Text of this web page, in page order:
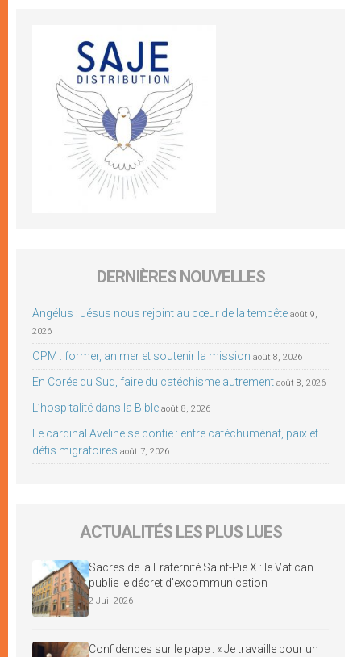
DERNIÈRES NOUVELLES
Angélus : Jésus nous rejoint au cœur de la tempête août 9,
2026
OPM : former, animer et soutenir la mission août 8, 2026
En Corée du Sud, faire du catéchisme autrement août 8, 2026
L’hospitalité dans la Bible août 8, 2026
Le cardinal Aveline se confie : entre catéchuménat, paix et
défis migratoires août 7, 2026
ACTUALITÉS LES PLUS LUES
Sacres de la Fraternité Saint-Pie X : le Vatican
publie le décret d’excommunication
2 Juil 2026
Confidences sur le pape : « Je travaille pour un